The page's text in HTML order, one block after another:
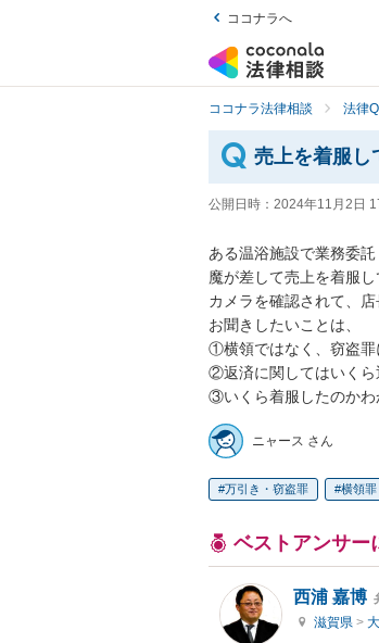
ココナラへ
ココナラ法律相談 法律
売上を着服し
公開日時： 2024年11月2日
ある温浴施設で業務委託
魔が差して売上を着服し
カメラを確認されて、店
お聞きしたいことは、
①横領ではなく、窃盗罪
②返済に関してはいくら
③いくら着服したのかわ
ニャース さん
万引き・窃盗罪 横領
ベストアンサー
西浦 嘉博
滋賀県 >